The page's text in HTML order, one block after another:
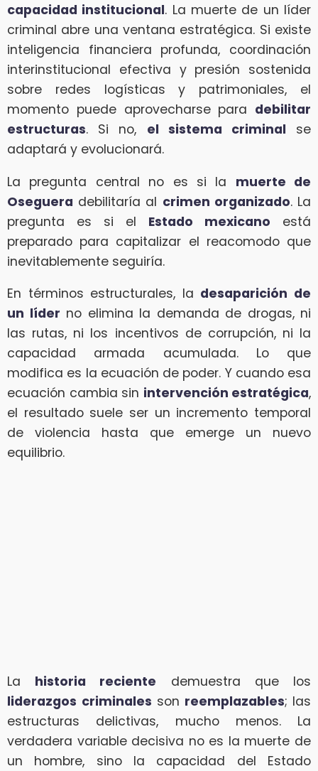
capacidad institucional. La muerte de un líder
criminal abre una ventana estratégica. Si existe
inteligencia financiera profunda, coordinación
interinstitucional efectiva y presión sostenida
sobre redes logísticas y patrimoniales, el
momento puede aprovecharse para debilitar
estructuras. Si no, el sistema criminal se
adaptará y evolucionará.
La pregunta central no es si la muerte de
Oseguera debilitaría al crimen organizado. La
pregunta es si el Estado mexicano está
preparado para capitalizar el reacomodo que
inevitablemente seguiría.
En términos estructurales, la desaparición de
un líder no elimina la demanda de drogas, ni
las rutas, ni los incentivos de corrupción, ni la
capacidad armada acumulada. Lo que
modifica es la ecuación de poder. Y cuando esa
ecuación cambia sin intervención estratégica,
el resultado suele ser un incremento temporal
de violencia hasta que emerge un nuevo
equilibrio.
La historia reciente demuestra que los
liderazgos criminales son reemplazables; las
estructuras delictivas, mucho menos. La
verdadera variable decisiva no es la muerte de
un hombre, sino la capacidad del Estado